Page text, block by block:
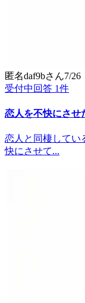
匿名daf9bさん7/26
受付中 回答 1件
恋人を不快にさせ
恋人と同棲してい
快にさせて...